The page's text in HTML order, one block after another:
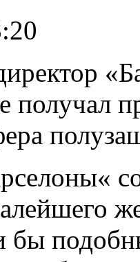
получал